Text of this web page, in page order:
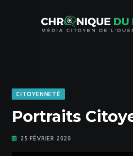
CITOYENNETÉ
Portraits
25 FÉVRIER 2020